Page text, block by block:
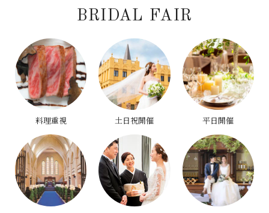
BRIDAL FAIR
料理重視 土日祝開催 平日開催